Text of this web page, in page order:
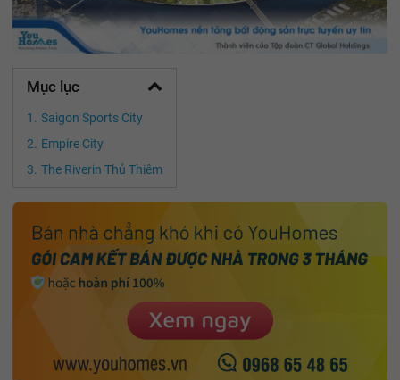
Mục lục
Saigon Sports City
Empire City
The Riverin Thủ Thiêm